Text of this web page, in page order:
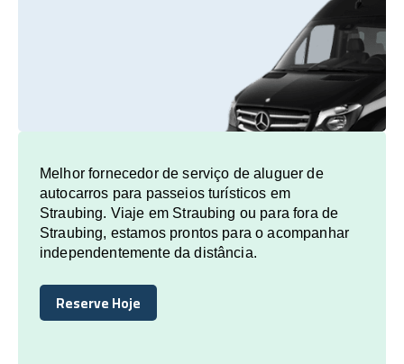
Melhor fornecedor de serviço de aluguer de
autocarros para passeios turísticos em
Straubing. Viaje em Straubing ou para fora de
Straubing, estamos prontos para o acompanhar
independentemente da distância.
Reserve Hoje
Reserve Hoje